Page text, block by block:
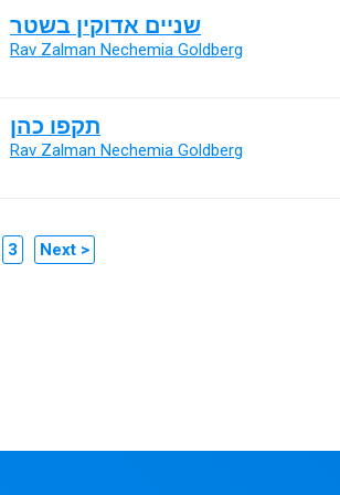
שניים אדוקין בשטר
Rav Zalman Nechemia Goldberg
תקפו כהן
Rav Zalman Nechemia Goldberg
3 Next >